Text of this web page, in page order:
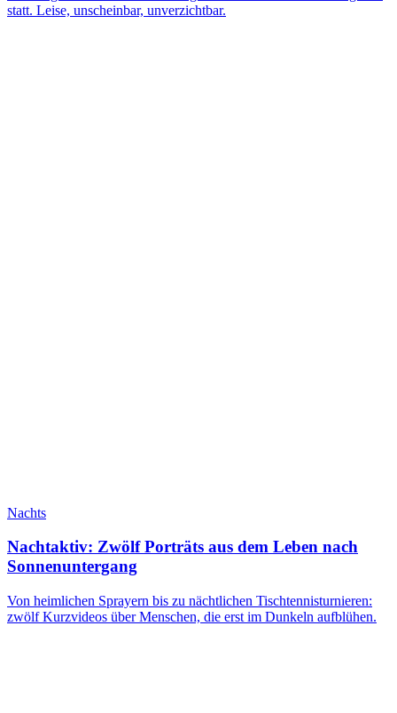
statt. Leise, unscheinbar, unverzichtbar.
Nachts
Nachtaktiv: Zwölf Porträts aus dem Leben nach
Sonnenuntergang
Von heimlichen Sprayern bis zu nächtlichen Tischtennisturnieren:
zwölf Kurzvideos über Menschen, die erst im Dunkeln aufblühen.